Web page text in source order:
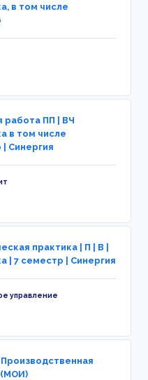
в том числе
работа ПП | ВЧ
в том числе
Синергия
практика | П | В |
| 7 семестр | Синергия
управление
(МОИ)